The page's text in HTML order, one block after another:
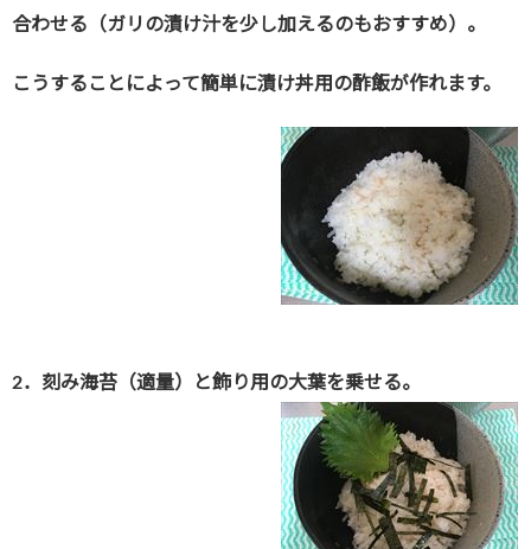
合わせる（ガリの漬け汁を少し加えるのもおすすめ） 。
こうすることによって簡単に漬け丼用の酢飯が作れます。
2．刻み海苔（適量）と飾り用の大葉を乗せる。